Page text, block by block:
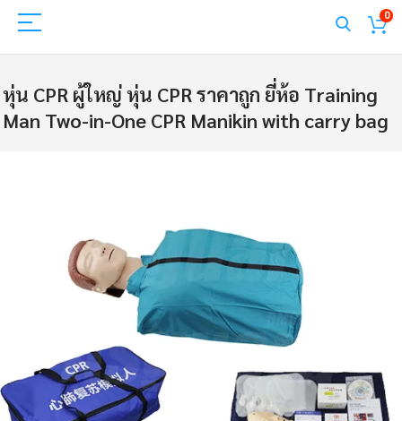
0
หุ่น CPR ผู้ใหญ่ หุ่น CPR ราคาถูก ยี่ห้อ Training
Man Two-in-One CPR Manikin with carry bag